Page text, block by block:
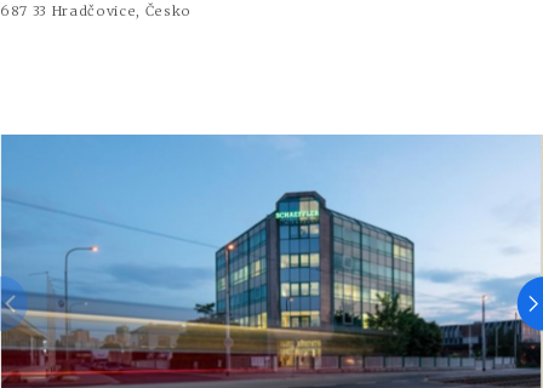
687 33 Hradčovice, Česko